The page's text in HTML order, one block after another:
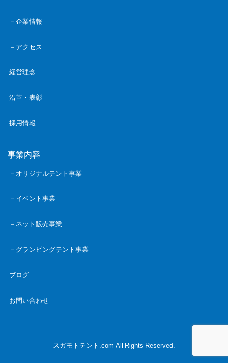
－企業情報
－アクセス
経営理念
沿革・表彰
採用情報
事業内容
－オリジナルテント事業
－イベント事業
－ネット販売事業
－グランピングテント事業
ブログ
お問い合わせ
スガモトテント.com All Rights Reserved.